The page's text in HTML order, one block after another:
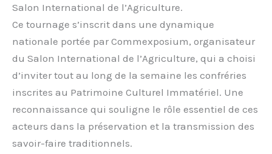
Salon International de l’Agriculture.
Ce tournage s’inscrit dans une dynamique
nationale portée par Commexposium, organisateur
du Salon International de l’Agriculture, qui a choisi
d’inviter tout au long de la semaine les confréries
inscrites au Patrimoine Culturel Immatériel. Une
reconnaissance qui souligne le rôle essentiel de ces
acteurs dans la préservation et la transmission des
savoir-faire traditionnels.